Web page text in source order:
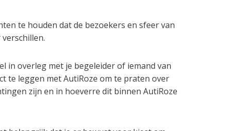
te houden dat de bezoekers en sfeer van
in overleg met je begeleider of iemand van
te leggen met AutiRoze om te praten over
zijn en in hoeverre dit binnen AutiRoze